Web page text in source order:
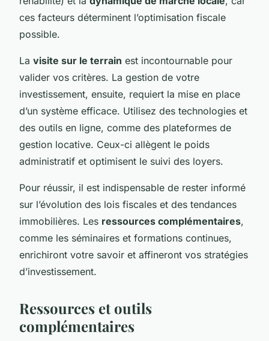
ces facteurs déterminent l’optimisation fiscale
possible.
La visite sur le terrain est incontournable pour
valider vos critères. La gestion de votre
investissement, ensuite, requiert la mise en place
d’un système efficace. Utilisez des technologies et
des outils en ligne, comme des plateformes de
gestion locative. Ceux-ci allègent le poids
administratif et optimisent le suivi des loyers.
Pour réussir, il est indispensable de rester informé
sur l’évolution des lois fiscales et des tendances
immobilières. Les ressources complémentaires,
comme les séminaires et formations continues,
enrichiront votre savoir et affineront vos stratégies
d’investissement.
Ressources et outils
complémentaires